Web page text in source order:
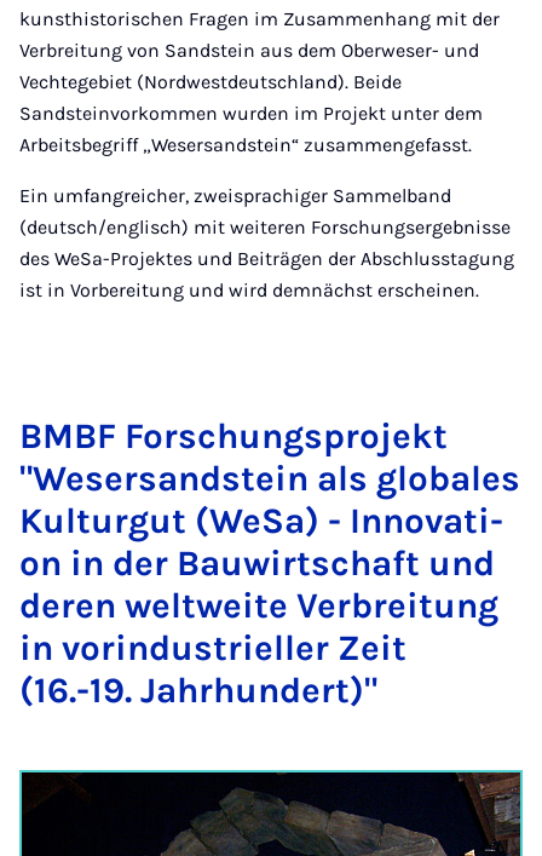
kunsthistorischen Fragen im Zusammenhang mit der
Verbreitung von Sandstein aus dem Oberweser- und
Vechtegebiet (Nordwestdeutschland). Beide
Sandsteinvorkommen wurden im Projekt unter dem
Arbeitsbegriff „Wesersandstein“ zusammengefasst.
Ein umfangreicher, zweisprachiger Sammelband
(deutsch/englisch) mit weiteren Forschungsergebnisse
des WeSa-Projektes und Beiträgen der Abschlusstagung
ist in Vorbereitung und wird demnächst erscheinen.
BMBF For­schungs­pro­jekt
"We­ser­sand­stein als glo­ba­les
Kul­tur­gut (We­Sa) - In­no­va­ti­
on in der Bau­wirt­schaft und
de­ren welt­wei­te Ver­brei­tung
in vor­in­dus­tri­el­ler Zeit
(16.-19. Jahr­hun­dert)"